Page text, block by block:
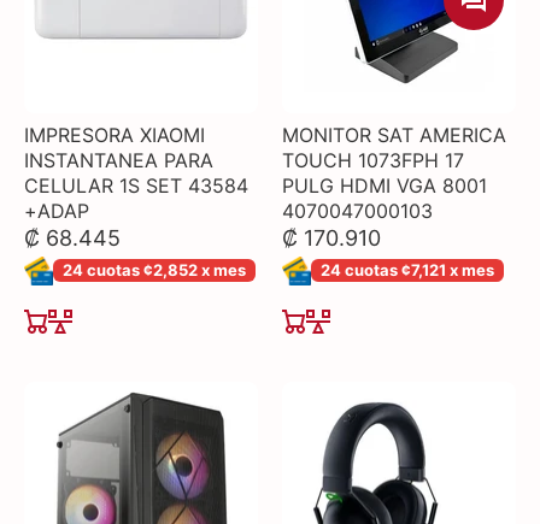
IMPRESORA XIAOMI
INSTANTANEA PARA
CELULAR 1S SET 43584
+ADAP
₡ 68.445
24 cuotas ¢2,852 x mes
MONITOR SAT AMERICA
TOUCH 1073FPH 17
PULG HDMI VGA 8001
4070047000103
₡ 170.910
24 cuotas ¢7,121 x mes